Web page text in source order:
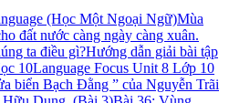
(Học Một Ngoại Ngữ)Mùa
đất nước càng ngày càng xuân.
ta điều gì?Hướng dẫn giải bài tập
10Language Focus Unit 8 Lớp 10
biển Bạch Đằng ” của Nguyễn Trãi